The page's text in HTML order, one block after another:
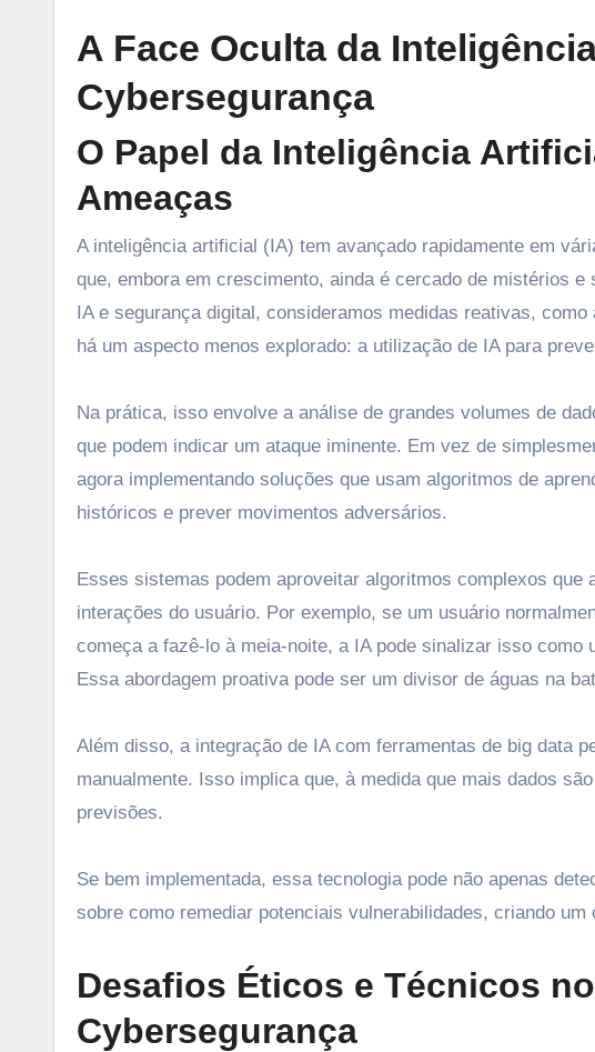
A Face Oculta da
Cybersegurança
O Papel da Inteligência
Ameaças
A inteligência artificial (IA) tem avançado rapidamente em
que, embora em crescimento, ainda é cercado de mistérios
IA e segurança digital, consideramos medidas reativas,
há um aspecto menos explorado: a utilização de IA para
Na prática, isso envolve a análise de grandes volumes de
que podem indicar um ataque iminente. Em vez de
agora implementando soluções que usam algoritmos de
históricos e prever movimentos adversários.
Esses sistemas podem aproveitar algoritmos complexos
interações do usuário. Por exemplo, se um usuário
começa a fazê-lo à meia-noite, a IA pode sinalizar isso
Essa abordagem proativa pode ser um divisor de águas na
Além disso, a integração de IA com ferramentas de big data
manualmente. Isso implica que, à medida que mais dados
previsões.
Se bem implementada, essa tecnologia pode não apenas
sobre como remediar potenciais vulnerabilidades, criando
Desafios Éticos e Técnicos
Cybersegurança